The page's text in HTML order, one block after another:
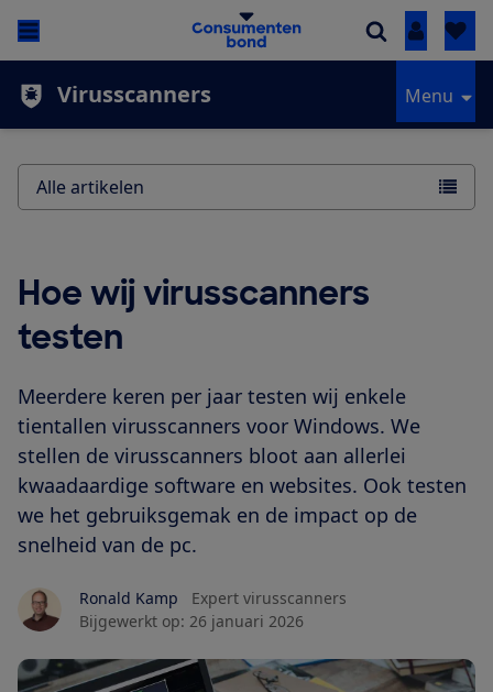
Inloggen
Virusscanners Menu
Hoe wij virusscanners
testen
Meerdere keren per jaar testen wij enkele
tientallen virusscanners voor Windows. We
stellen de virusscanners bloot aan allerlei
kwaadaardige software en websites. Ook testen
we het gebruiksgemak en de impact op de
snelheid van de pc.
Ronald Kamp
Expert virusscanners
Bijgewerkt op: 26 januari 2026
Alle artikelen